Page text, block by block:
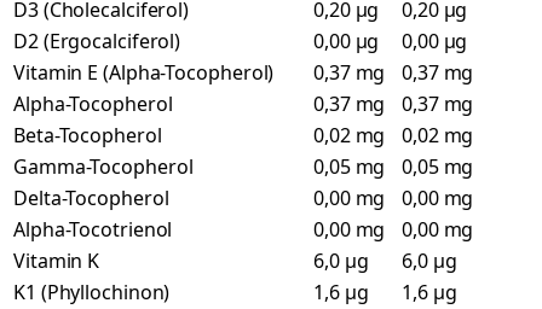
D3 (Cholecalciferol)
0,20 µg
0,20 µg
D2 (Ergocalciferol)
0,00 µg
0,00 µg
Vitamin E (Alpha-Tocopherol)
0,37 mg
0,37 mg
Alpha-Tocopherol
0,37 mg
0,37 mg
Beta-Tocopherol
0,02 mg
0,02 mg
Gamma-Tocopherol
0,05 mg
0,05 mg
Delta-Tocopherol
0,00 mg
0,00 mg
Alpha-Tocotrienol
0,00 mg
0,00 mg
Vitamin K
6,0 µg
6,0 µg
K1 (Phyllochinon)
1,6 µg
1,6 µg